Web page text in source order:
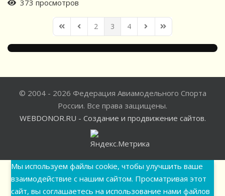
373 просмотров
First PagePrevious Page
2 3 4 Next PageLast Page
© 2004 - 2026 Федерация Авиамодельного Спорта
России. Все права защищены.
WEBDONOR.RU - Создание и продвижение сайтов.
Мы используем файлы cookie, чтобы улучшить ваше
взаимодействие с нашим сайтом. Просматривая этот
сайт, вы соглашаетесь на использование нами файлов